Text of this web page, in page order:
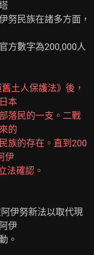
努民族在諸多方面，
方數字為200,000人
土人保護法》後，
本
落民的一支。二戰
的
族的存在。直到200
伊
法確認。
伊努新法以取代現
伊
。